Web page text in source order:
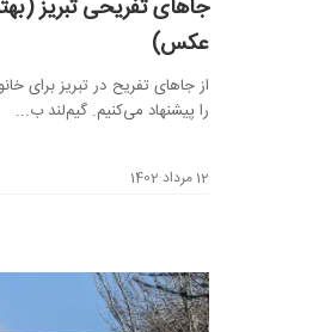
جاهای تفریحی تبریز
عکس)
از جاهای تفریح در تبریز برای
را پیشنهاد می‌کنیم. گیم‌لند ب...
12 مرداد 1402